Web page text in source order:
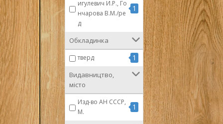
игулевич И.Р., Го
нчарова В.М./ре
д
1
Обкладинка
тверд 1
Видавництво,
місто
Изд-во АН СССР,
М.
1